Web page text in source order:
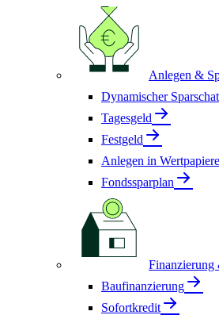
Anlegen &
Dynamischer
Tagesgeld
Festgeld
Anlegen in
Fondssparplan
Baufinanzierung
Sofortkredit